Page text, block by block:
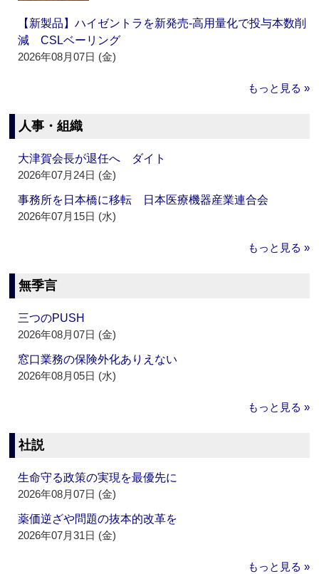
【新製品】ハイゼントラを新発売‐高用量化で投与本数削
減 CSLベーリング
2026年08月07日 (金)
もっと見る »
人事・組織
大津賀会長が退任へ ダイト
2026年07月24日 (金)
事務所を日本橋に移転 日本医療機器産業連合会
2026年07月15日 (水)
もっと見る »
無季言
三つのPUSH
2026年08月07日 (金)
窓口業務の保険外化ありえない
2026年08月05日 (水)
もっと見る »
社説
生命守る政策の実現を最優先に
2026年08月07日 (金)
薬価逆ざや問題の抜本的改革を
2026年07月31日 (金)
もっと見る »